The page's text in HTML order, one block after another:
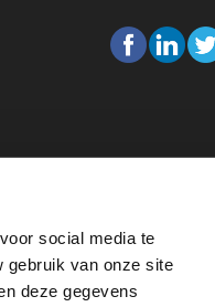
social media te
gebruik van onze site
deze gegevens